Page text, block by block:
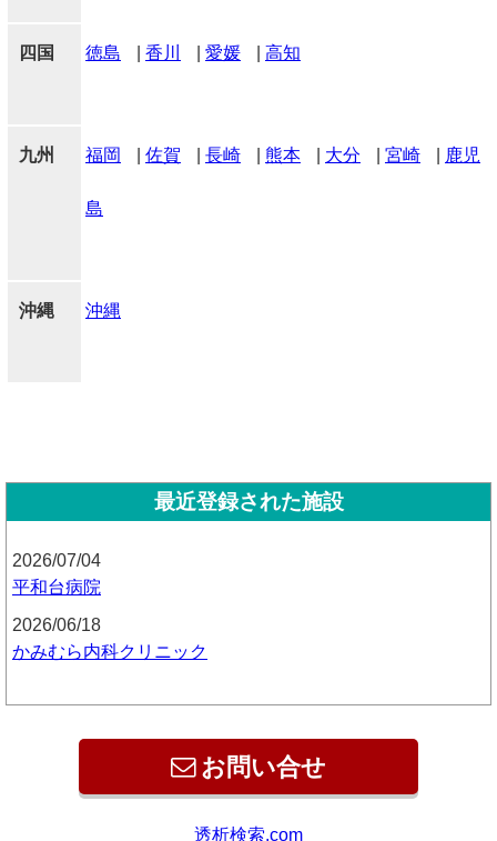
四国 徳島 香川 愛媛 高知
九州 福岡 佐賀 長崎 熊本 大分 宮崎 鹿児
島
沖縄 沖縄
最近登録された施設
2026/07/04
平和台病院
2026/06/18
かみむら内科クリニック
お問い合せ